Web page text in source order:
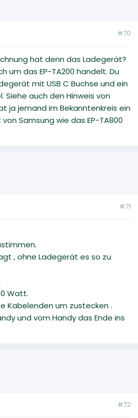
#70
hat denn das Ladegerät?
um das EP-TA200 handelt. Du
mit USB C Buchse und ein
Siehe auch den Hinweis von
ja jemand im Bekanntenkreis ein
Samsung wie das EP-TA800
#71
, ohne Ladegerät es so zu
Watt.
Kabelenden um zustecken .
und vom Handy das Ende ins
#72